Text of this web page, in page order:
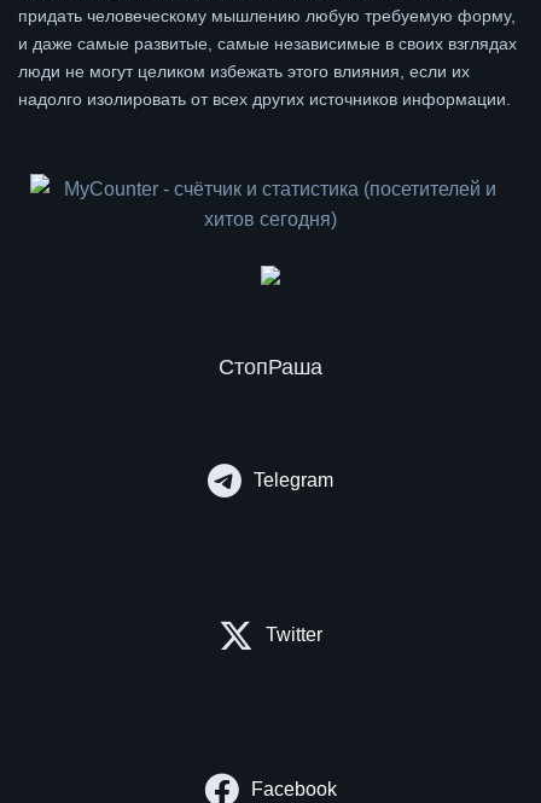
придать человеческому мышлению любую требуемую форму,
и даже самые развитые, самые независимые в своих взглядах
люди не могут целиком избежать этого влияния, если их
надолго изолировать от всех других источников информации.
СтопРаша
Telegram
Twitter
Facebook